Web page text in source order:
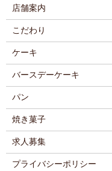
店舗案内
こだわり
ケーキ
バースデーケーキ
パン
焼き菓子
求人募集
プライバシーポリシー